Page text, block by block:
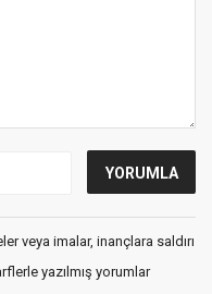
veya imalar, inançlara saldırı
yazılmış yorumlar